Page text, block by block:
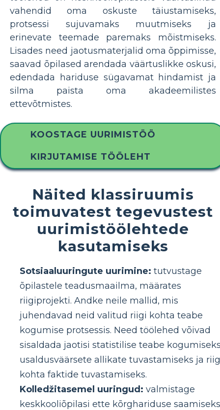
vahendid oma oskuste täiustamiseks,
protsessi sujuvamaks muutmiseks ja
erinevate teemade paremaks mõistmiseks.
Lisades need jaotusmaterjalid oma õppimisse,
saavad õpilased arendada väärtuslikke oskusi,
edendada hariduse sügavamat hindamist ja
silma paista oma akadeemilistes
ettevõtmistes.
KOOSTAGE UURIMISTÖÖ
KIRJUTAMISE TÖÖLEHT
Näited klassiruumis
toimuvatest tegevustest
uurimistöölehtede
kasutamiseks
Sotsiaaluuringute uurimine: tutvustage
õpilastele teadusmaailma, määrates
riigiprojekti. Andke neile mallid, mis
juhendavad neid valitud riigi kohta teabe
kogumise protsessis. Need töölehed võivad
sisaldada jaotisi statistilise teabe
usaldusväärsete allikate tuvastamiseks ja
kohta faktide tuvastamiseks.
Kolledžitasemel uuringud: valmistage
keskkooliõpilasi ette kõrghariduse